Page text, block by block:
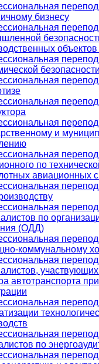
бизнесу
безопасности
и
по
авиационных
по
(ОДД)
коммунальному
автотранспорта
по